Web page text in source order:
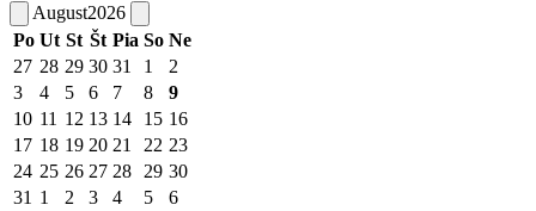
August2026
Po Ut St Št Pia So Ne
27 28 29 30 31 1
2
3
4 5 6 7 8
9
10 11 12 13 14 15 16
17 18 19 20 21 22 23
24 25 26 27 28 29 30
31 1 2 3 4 5 6